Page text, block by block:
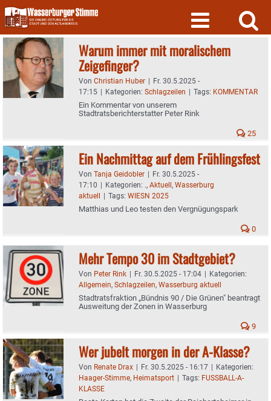
Skip
to
content
Warum immer mit moralischem
Zeigefinger?
Von Christian Huber | Fr. 30.5.2025 -
17:15 | Kategorien: Schlagzeilen | Tags: KOMMENTAR
Ein Kommentar von unserem
Stadtratsberichterstatter Peter Rink
25
Ein Nachmittag auf dem Frühlingsfest
Von Tanja Geidobler | Fr. 30.5.2025 -
17:10 | Kategorien: ., Aktuell, Wasserburg
aktuell | Tags: WIESN 2025
Matthias und Leo testen den Vergnügungspark
0
Mehr Tempo 30 im Stadtgebiet?
Von Peter Rink | Fr. 30.5.2025 - 17:04 | Kategorien:
Allgemein, Schlagzeilen, Wasserburg aktuell
Stadtratsfraktion „Bündnis 90 / Die Grünen" beantragt
Ausweitung der Zonen in Wasserburg
9
Wer jubelt morgen in der A-Klasse?
Von Renate Drax | Fr. 30.5.2025 - 16:17 | Kategorien:
Haager-Stimme, Heimatsport | Tags: FUSSBALL-A-
KLASSE